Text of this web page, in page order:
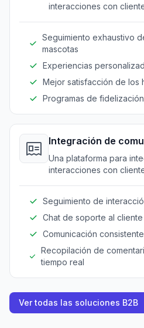
interacciones con
Seguimiento exhaustivo
mascotas
Experiencias
Mejor satisfacción de los
Programas de
Integración de
Una plataforma para
interacciones con
Seguimiento de
Chat de soporte al
Comunicación
Recopilación de
tiempo real
Ver todas las soluciones B2B